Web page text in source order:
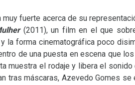
fuerte acerca de su
(2011), un film en el que
la forma cinematográfica poco
de una puesta en escena que
muestra el rodaje y libera el sonido
tras máscaras, Azevedo Gomes se